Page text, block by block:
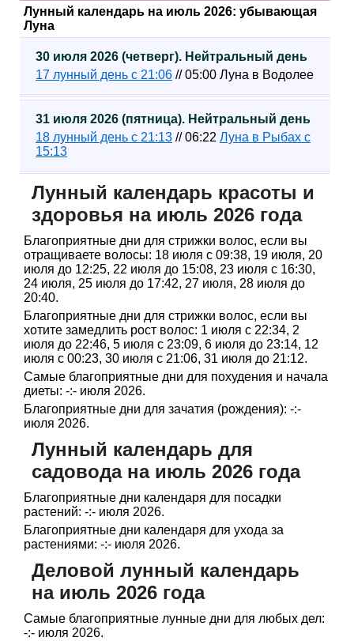
Лунный календарь на июль 2026: убывающая
Луна
30 июля 2026 (четверг). Нейтральный день
17 лунный день с 21:06 // 05:00 Луна в Водолее
31 июля 2026 (пятница). Нейтральный день
18 лунный день с 21:13 // 06:22 Луна в Рыбах с
15:13
Лунный календарь красоты и
здоровья на июль 2026 года
Благоприятные дни для стрижки волос, если вы
отращиваете волосы: 18 июля с 09:38, 19 июля, 20
июля до 12:25, 22 июля до 15:08, 23 июля с 16:30,
24 июля, 25 июля до 17:42, 27 июля, 28 июля до
20:40.
Благоприятные дни для стрижки волос, если вы
хотите замедлить рост волос: 1 июля с 22:34, 2
июля до 22:46, 5 июля с 23:09, 6 июля до 23:14, 12
июля с 00:23, 30 июля с 21:06, 31 июля до 21:12.
Самые благоприятные дни для похудения и начала
диеты: -:- июля 2026.
Благоприятные дни для зачатия (рождения): -:-
июля 2026.
Лунный календарь для
садовода на июль 2026 года
Благоприятные дни календаря для посадки
растений: -:- июля 2026.
Благоприятные дни календаря для ухода за
растениями: -:- июля 2026.
Деловой лунный календарь
на июль 2026 года
Самые благоприятные лунные дни для любых дел:
-:- июля 2026.